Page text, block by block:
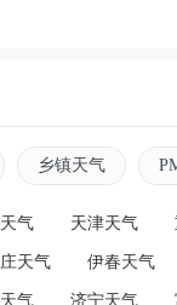
乡镇天气
气 天津天气
天气 伊春天气
气 济宁天气